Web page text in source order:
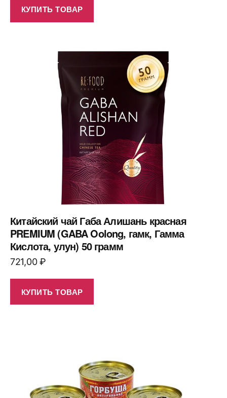
КУПИТЬ ТОВАР
Китайский чай Габа Алишань красная
PREMIUM (GABA Oolong, гамк, Гамма
Кислота, улун) 50 грамм
721,00₽
КУПИТЬ ТОВАР